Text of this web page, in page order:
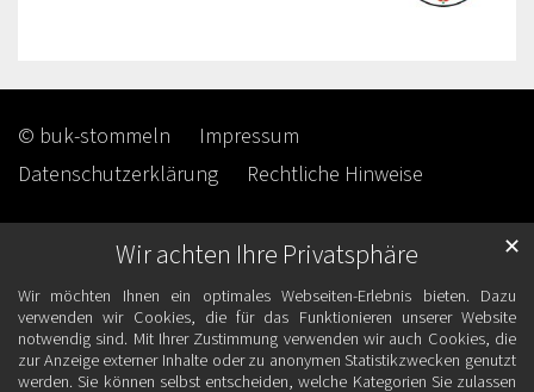
Wir achten Ihre Privatsphäre
Wir möchten Ihnen ein optimales Webseiten-Erlebnis bieten. Dazu
verwenden wir Cookies, die für das Funktionieren unserer Website
notwendig sind. Mit Ihrer Zustimmung verwenden wir auch Cookies, die
zur Anzeige externer Inhalte oder zu anonymen Statistikzwecken genutzt
werden. Sie können selbst entscheiden, welche Kategorien Sie zulassen
✕
© buk-stommeln
Impressum
Datenschutzerklärung
Rechtliche Hinweise